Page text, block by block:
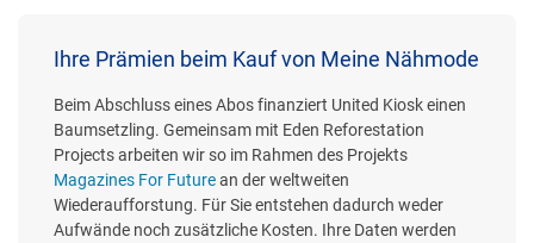
Ihre Prämien beim Kauf von Meine Nähmode
Beim Abschluss eines Abos finanziert United Kiosk einen
Baumsetzling. Gemeinsam mit Eden Reforestation
Projects arbeiten wir so im Rahmen des Projekts
Magazines For Futurean der weltweiten
Wiederaufforstung. Für Sie entstehen dadurch weder
Aufwände noch zusätzliche Kosten. Ihre Daten werden